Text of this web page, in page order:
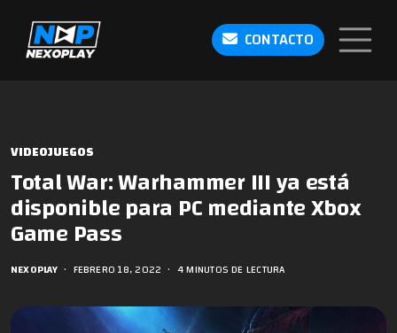
CONTACTO
VIDEOJUEGOS
Total War: Warhammer III ya está
disponible para PC mediante Xbox
Game Pass
NEXOPLAY • FEBRERO 18, 2022 • 4 MINUTOS DE LECTURA